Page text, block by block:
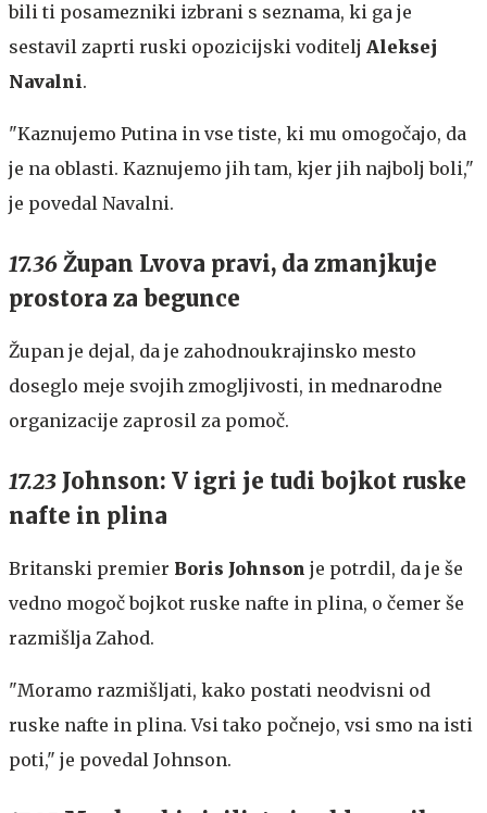
bili ti posamezniki izbrani s seznama, ki ga je
sestavil zaprti ruski opozicijski voditelj Aleksej
Navalni.
"Kaznujemo Putina in vse tiste, ki mu omogočajo, da
je na oblasti. Kaznujemo jih tam, kjer jih najbolj boli,"
je povedal Navalni.
17.36 Župan Lvova pravi, da zmanjkuje
prostora za begunce
Župan je dejal, da je zahodnoukrajinsko mesto
doseglo meje svojih zmogljivosti, in mednarodne
organizacije zaprosil za pomoč.
17.23 Johnson: V igri je tudi bojkot ruske
nafte in plina
Britanski premier Boris Johnson je potrdil, da je še
vedno mogoč bojkot ruske nafte in plina, o čemer še
razmišlja Zahod.
"Moramo razmišljati, kako postati neodvisni od
ruske nafte in plina. Vsi tako počnejo, vsi smo na isti
poti," je povedal Johnson.